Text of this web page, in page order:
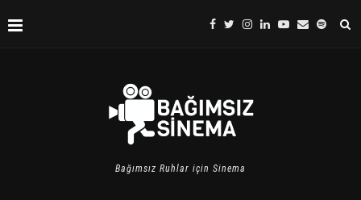
Bağımsız Ruhlar için Sinema